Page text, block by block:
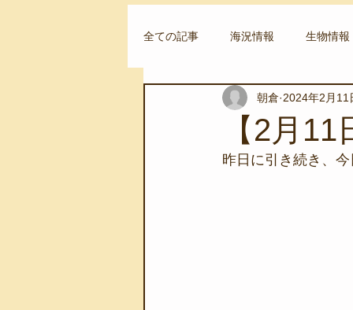
全ての記事 海況情報 生物情報
スノーケリングツアー 自然環
伊豆半島ジオパーク
【2月
朝倉 2024年2月11
昨日に引き続き、